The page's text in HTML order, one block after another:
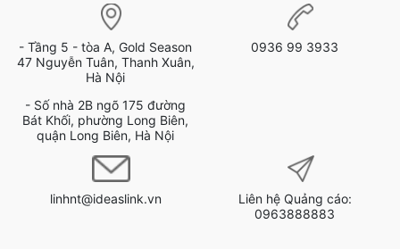
- Tầng 5 - tòa A, Gold Season
47 Nguyễn Tuân, Thanh Xuân,
Hà Nội
- Số nhà 2B ngõ 175 đường
Bát Khối, phường Long Biên,
quận Long Biên, Hà Nội
0936 99 3933
linhnt@ideaslink.vn
Liên hệ Quảng cáo:
0963888883